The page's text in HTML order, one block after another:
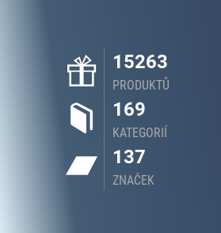
15263
PRODUKTŮ
169
KATEGORIÍ
137
ZNAČEK